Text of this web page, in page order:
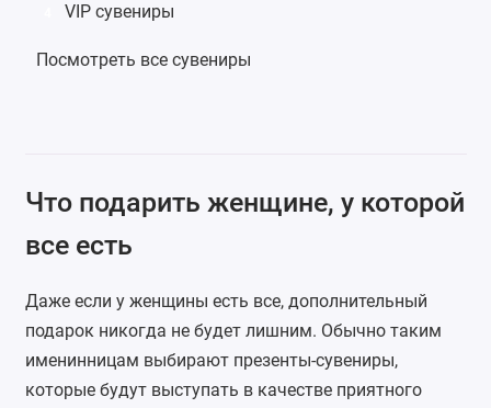
VIP сувениры
Посмотреть все сувениры
Что подарить женщине, у которой
все есть
Даже если у женщины есть все, дополнительный
подарок никогда не будет лишним. Обычно таким
именинницам выбирают презенты-сувениры,
которые будут выступать в качестве приятного